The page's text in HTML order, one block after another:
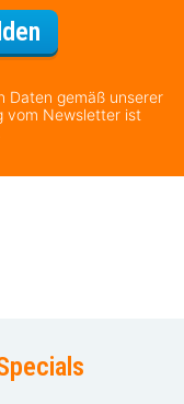
Für den
Daten gemäß unserer
vom Newsletter ist